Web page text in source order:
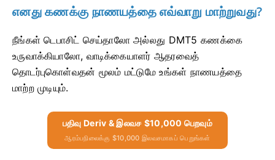
எனது கணக்கு நாணயத்தை எவ்வாறு மாற்றுவது?
நீங்கள் டெபாசிட் செய்தாலோ அல்லது DMT5 கணக்கை
உருவாக்கியாலோ, வாடிக்கையாளர் ஆதரவைத்
தொடர்புகொள்வதன் மூலம் மட்டுமே உங்கள் நாணயத்தை
மாற்ற முடியும்.
பதிவு Deriv & இலவச $10,000 பெறவும்
ஆரம்பநிலைக்கு $10,000 இலவசமாகப் பெறுங்கள்